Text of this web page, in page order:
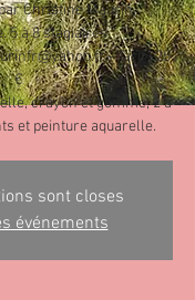
Christine Maurin,
5 à 8 stagiaires.
- Tarif : 25
€
crayon et gomme, 2 à
et peinture aquarelle.
sont closes
événements